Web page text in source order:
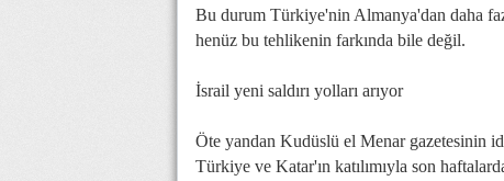
Bu durum Türkiye'nin Almanya'dan daha
henüz bu tehlikenin farkında bile değil.
İsrail yeni saldırı yolları arıyor
Öte yandan Kudüslü el Menar gazetesinin
Türkiye ve Katar'ın katılımıyla son